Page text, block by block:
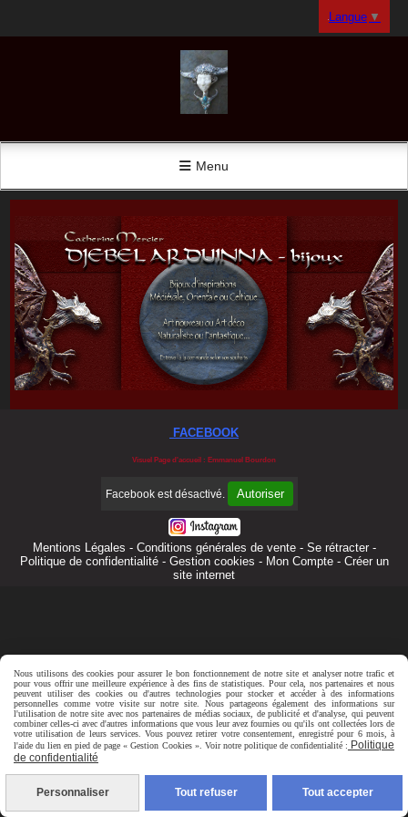
Menu
FACEBOOK
Visuel Page d'accueil : Emmanuel Bourdon
Facebook est désactivé. Autoriser
Mentions Légales Conditions générales de vente
Se rétracter
Politique de confidentialité
Gestion cookies Mon Compte
Créer un
site internet
Langue ▼
Nous utilisons des cookies pour assurer le bon fonctionnement de notre site et analyser notre trafic et
pour vous offrir une meilleure expérience à des fins de statistiques. Pour cela, nos partenaires et nous
peuvent utiliser des cookies ou d'autres technologies pour stocker et accéder à des informations
personnelles comme votre visite sur notre site. Nous partageons également des informations sur
l'utilisation de notre site avec nos partenaires de médias sociaux, de publicité et d'analyse, qui peuvent
combiner celles-ci avec d'autres informations que vous leur avez fournies ou qu'ils ont collectées lors de
votre utilisation de leurs services. Vous pouvez retirer votre consentement, enregistré pour 6 mois, à
l'aide du lien en pied de page « Gestion Cookies ». Voir notre politique de confidentialité : Politique
de confidentialité
Personnaliser Tout refuser Tout accepter